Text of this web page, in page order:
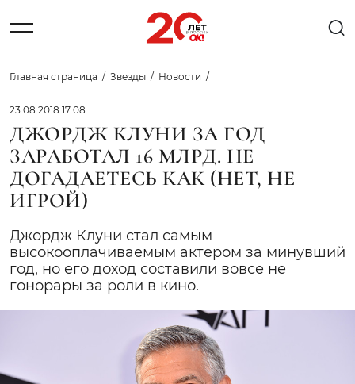
Главная страница Звезды Новости
23.08.2018 17:08
ДЖОРДЖ КЛУНИ ЗА ГОД
ЗАРАБОТАЛ 16 МЛРД. НЕ
ДОГАДАЕТЕСЬ КАК (НЕТ, НЕ
ИГРОЙ)
Джордж Клуни стал самым
высокооплачиваемым актером за минувший
год, но его доход составили вовсе не
гонорары за роли в кино.